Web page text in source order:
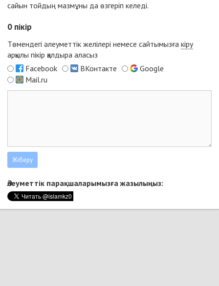
сайын тойдың мазмұны да өзгеріп келеді.
0 пікір
Төмендегі әлеуметтік желілері немесе сайтымызға кіру
арқылы пікір қалдыра аласыз
Facebook
ВКонтакте
Google
Mail.ru
Әлеуметтік парақшаларымызға жазылыңыз: